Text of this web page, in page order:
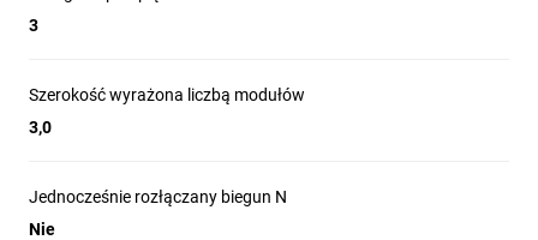
3
Szerokość wyrażona liczbą modułów
3,0
Jednocześnie rozłączany biegun N
Nie